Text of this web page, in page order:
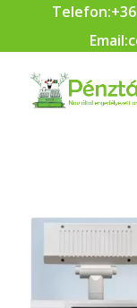
Telefon:
Email: